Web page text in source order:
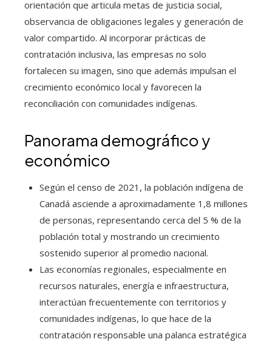
orientación que articula metas de justicia social,
observancia de obligaciones legales y generación de
valor compartido. Al incorporar prácticas de
contratación inclusiva, las empresas no solo
fortalecen su imagen, sino que además impulsan el
crecimiento económico local y favorecen la
reconciliación con comunidades indígenas.
Panorama demográfico y
económico
Según el censo de 2021, la población indígena de
Canadá asciende a aproximadamente 1,8 millones
de personas, representando cerca del 5 % de la
población total y mostrando un crecimiento
sostenido superior al promedio nacional.
Las economías regionales, especialmente en
recursos naturales, energía e infraestructura,
interactúan frecuentemente con territorios y
comunidades indígenas, lo que hace de la
contratación responsable una palanca estratégica